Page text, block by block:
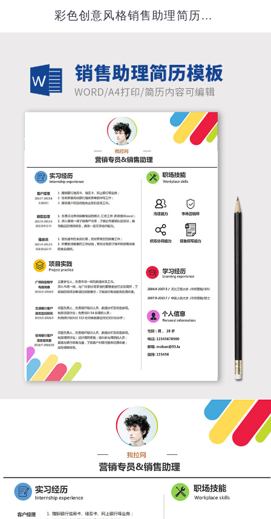
彩色创意风格销售助理简历模板